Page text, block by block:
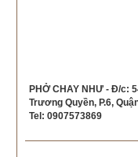
PHỞ CHAY NHƯ - Đ/c:
Trương Quyền, P.6,
Tel: 0907573869